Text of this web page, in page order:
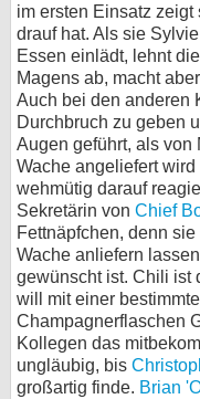
im ersten Einsatz
drauf hat. Als sie
Essen einlädt, lehnt
Magens ab, macht
Auch bei den anderen
Durchbruch zu geben
Augen geführt, als von
Wache angeliefert
wehmütig darauf
Sekretärin von Chief
Fettnäpfchen, denn
Wache anliefern
gewünscht ist. Chili ist
will mit einer
Champagnerflaschen
Kollegen das
ungläubig, bis
großartig finde. Brian